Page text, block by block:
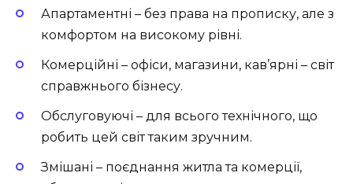
Апартаментні – без права на прописку, але з
комфортом на високому рівні.
Комерційні – офіси, магазини, кав’ярні – світ
справжнього бізнесу.
Обслуговуючі – для всього технічного, що
робить цей світ таким зручним.
Змішані – поєднання житла та комерції,